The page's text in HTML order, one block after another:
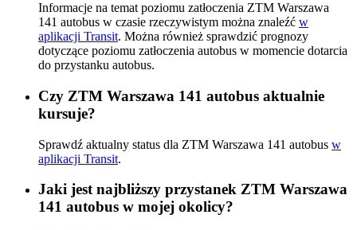
Informacje na temat poziomu zatłoczenia ZTM Warszawa
141 autobus w czasie rzeczywistym można znaleźć w
aplikacji Transit. Można również sprawdzić prognozy
dotyczące poziomu zatłoczenia autobus w momencie dotarcia
do przystanku autobus.
Czy ZTM Warszawa 141 autobus aktualnie
kursuje?
Sprawdź aktualny status dla ZTM Warszawa 141 autobus w
aplikacji Transit.
Jaki jest najbliższy przystanek ZTM Warszawa
141 autobus w mojej okolicy?